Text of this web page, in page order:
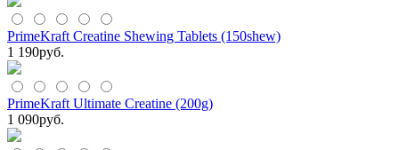
PrimeKraft Creatine Shewing Tablets (150shew)
1 190руб.
PrimeKraft Ultimate Creatine (200g)
1 090руб.